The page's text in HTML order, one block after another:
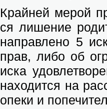
Край­ней ме­рой
ся ли­ше­ние
на­прав­ле­но 5
прав, ли­бо об
ис­ка
на­хо­дит­ся на
опе­ки и